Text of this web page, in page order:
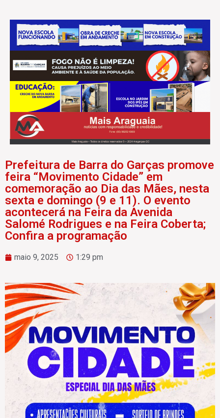
Prefeitura de Barra do Garças promove
feira “Movimento Cidade” em
comemoração ao Dia das Mães, nesta
sexta e domingo (9 e 11). O evento
acontecerá na Feira da Avenida
Salomé Rodrigues e na Feira Coberta;
Confira a programação
maio 9, 2025 1:29 pm